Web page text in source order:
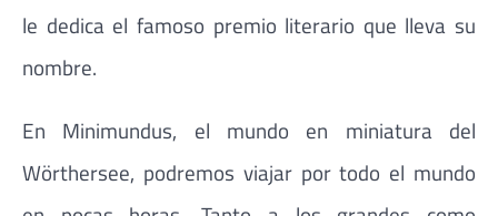
le dedica el famoso premio literario que lleva su
nombre.
En Minimundus, el mundo en miniatura del
Wörthersee, podremos viajar por todo el mundo